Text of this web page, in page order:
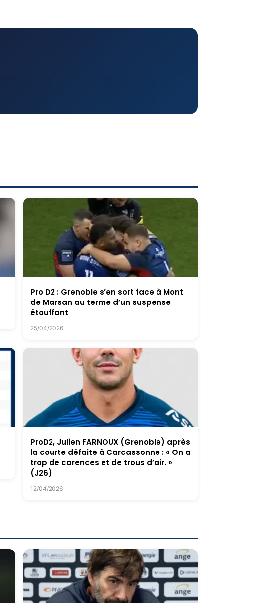
Pro D2 : Grenoble s’en sort face à Mont
de Marsan au terme d’un suspense
étouffant
25/04/2026
ProD2, Julien FARNOUX (Grenoble) après
la courte défaite à Carcassonne : « On a
trop de carences et de trous d’air. »
(J26)
12/04/2026